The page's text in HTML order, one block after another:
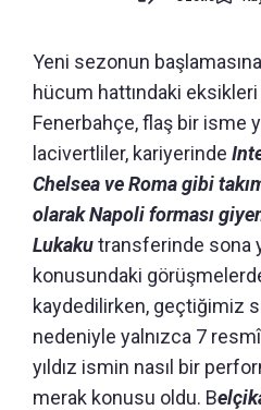
Yeni sezonun
hücum hattındaki
Fenerbahçe, flaş bir isme
lacivertliler, kariyerinde
Chelsea ve Roma gibi
olarak Napoli forması
Lukakutransferinde sona
konusundaki
kaydedilirken, geçtiğimiz
nedeniyle yalnızca 7
yıldız ismin nasıl bir
merak konusu oldu. B